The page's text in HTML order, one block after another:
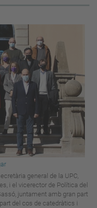
general de la UPC,
i el vicerector de Política del
juntament amb gran part
del cos de catedràtics i